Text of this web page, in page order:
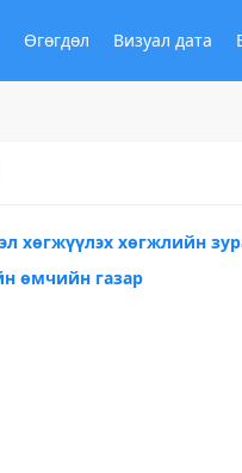
Өгөгдөл Визуал дата
хөгжүүлэх хөгжлийн
өмчийн газар